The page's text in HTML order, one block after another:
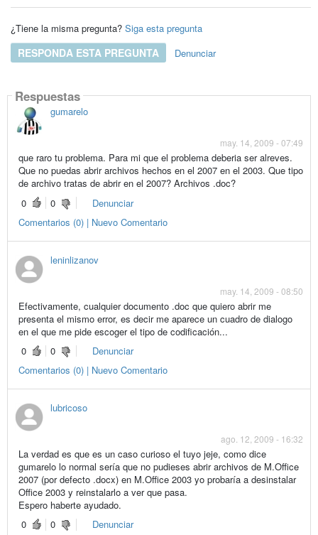
¿Tiene la misma pregunta? Siga esta pregunta
RESPONDA ESTA PREGUNTA Denunciar
Respuestas
gumarelo
may. 14, 2009 - 07:49
que raro tu problema. Para mi que el problema deberia ser alreves.
Que no puedas abrir archivos hechos en el 2007 en el 2003. Que tipo
de archivo tratas de abrir en el 2007? Archivos .doc?
0
0
Denunciar
Comentarios (0) | Nuevo Comentario
leninlizanov
may. 14, 2009 - 08:50
Efectivamente, cualquier documento .doc que quiero abrir me
presenta el mismo error, es decir me aparece un cuadro de dialogo
en el que me pide escoger el tipo de codificación...
0
0
Denunciar
Comentarios (0) | Nuevo Comentario
lubricoso
ago. 12, 2009 - 16:32
La verdad es que es un caso curioso el tuyo jeje, como dice
gumarelo lo normal sería que no pudieses abrir archivos de M.Office
2007 (por defecto .docx) en M.Office 2003 yo probaría a desinstalar
Office 2003 y reinstalarlo a ver que pasa.
Espero haberte ayudado.
0
0
Denunciar